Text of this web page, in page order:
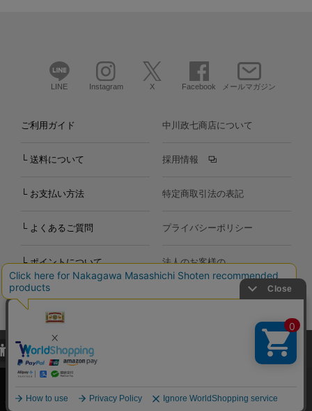
LINE Instagram X Facebook メールマガジン
ご利用ガイド
└ 送料について
└ お支払い方法
└ よくあるご質問
└ ポイントについて
お問い合わせ
中川政七商店について
採用情報
特定商取引法の表記
プライバシーポリシー
法人のお客様の
お問い合わせ
Copyright©2000-2026
Nakagawa Masashichi Shoten All Rights Reserved.
当サイトでは、当サイト内における閲覧履歴・属性情報などの取得およ
び利便性向上のためにクッキー（Cookie）を使用いたします。詳細に
関しては「プライバシーポリシー
承諾する